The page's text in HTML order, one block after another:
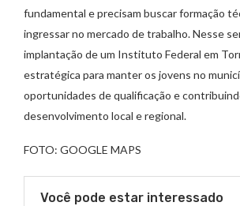
fundamental e precisam buscar formação
ingressar no mercado de trabalho. Nesse
implantação de um Instituto Federal em
estratégica para manter os jovens no
oportunidades de qualificação e
desenvolvimento local e regional.
FOTO: GOOGLE MAPS
Você pode estar interessado